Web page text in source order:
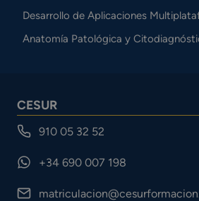
Desarrollo de Aplicaciones
Anatomía Patológica y
CESUR
910 05 32 52
+34 690 007 198